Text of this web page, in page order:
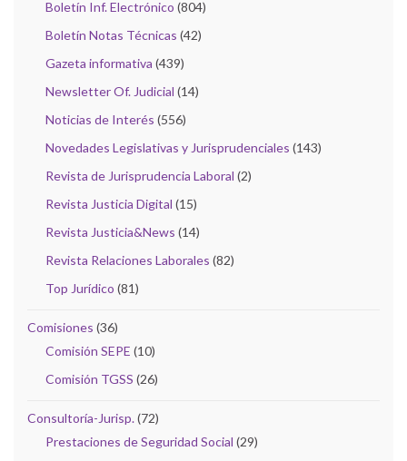
Boletín Inf. Electrónico (804)
Boletín Notas Técnicas (42)
Gazeta informativa (439)
Newsletter Of. Judicial (14)
Noticias de Interés (556)
Novedades Legislativas y Jurisprudenciales (143)
Revista de Jurisprudencia Laboral (2)
Revista Justicia Digital (15)
Revista Justicia&News (14)
Revista Relaciones Laborales (82)
Top Jurídico (81)
Comisiones (36)
Comisión SEPE (10)
Comisión TGSS (26)
Consultoría-Jurisp.(72)
Prestaciones de Seguridad Social (29)